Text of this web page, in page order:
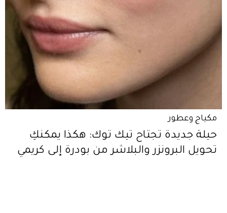
مكياج وعطور
حيلة جديدة تجتاح تيك توك: هكذا يمكنكِ
تحويل البرونزر والبلاشر من بودرة إلى كريمي